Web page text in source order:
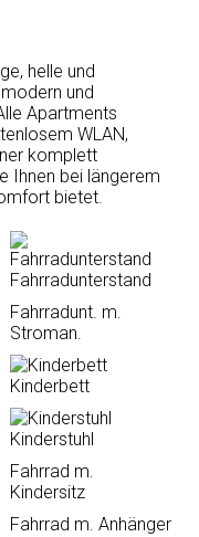
helle und
und
Apartments
WLAN,
komplett
Ihnen bei längerem
bietet.
Fahrradunterstand
Fahrradunt. m.
Stroman.
Kinderbett
Kinderstuhl
Fahrrad m.
Kindersitz
Fahrrad m. Anhänger